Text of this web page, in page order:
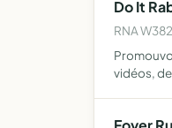
Do It
RNA
vidéos,